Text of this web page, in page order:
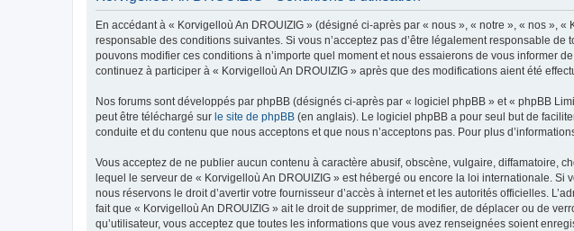
En accédant à « Korvigelloù An DROUIZIG » (désigné ci-après par « nous », « notre », « nos »,
responsable des conditions suivantes. Si vous n’acceptez pas d’être légalement responsable
pouvons modifier ces conditions à n’importe quel moment et nous essaierons de vous informer
continuez à participer à « Korvigelloù An DROUIZIG » après que des modifications aient été
Nos forums sont développés par phpBB (désignés ci-après par « logiciel phpBB » et « phpBB
peut être téléchargé sur le site de phpBB (en anglais). Le logiciel phpBB a pour seul but de
conduite et du contenu que nous acceptons et que nous n’acceptons pas. Pour plus
Vous acceptez de ne publier aucun contenu à caractère abusif, obscène, vulgaire, diffamatoire,
lequel le serveur de « Korvigelloù An DROUIZIG » est hébergé ou encore la loi internationale.
nous réservons le droit d’avertir votre fournisseur d’accès à internet et les autorités officielles.
fait que « Korvigelloù An DROUIZIG » ait le droit de supprimer, de modifier, de déplacer ou de
qu’utilisateur, vous acceptez que toutes les informations que vous avez renseignées soient